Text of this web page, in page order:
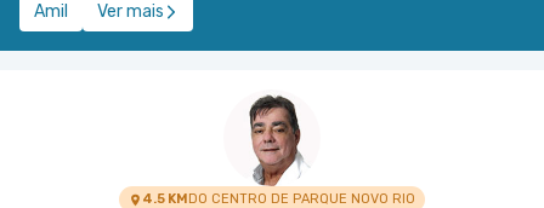
Amil
Ver mais
4.5 KMDO CENTRO DE PARQUE NOVO RIO